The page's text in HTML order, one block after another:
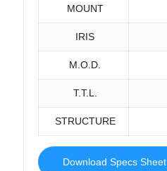
MOUNT
IRIS
M.O.D.
T.T.L.
STRUCTURE
Download Specs Sheet